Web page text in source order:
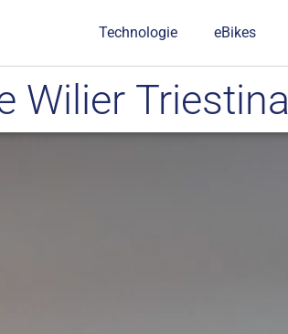
Technologie eBikes
Wilier Triestina